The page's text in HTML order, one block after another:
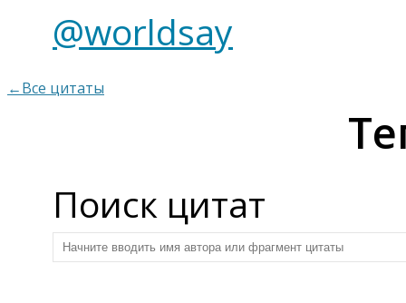
@worldsay
←Все цитаты
Поиск цитат